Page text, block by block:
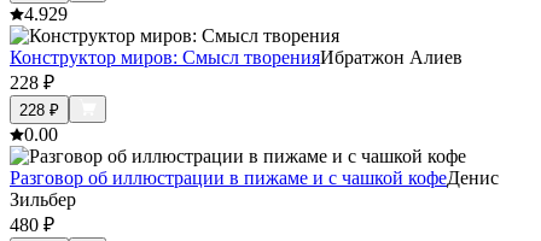
4.929
Конструктор миров: Смысл творенияИбратжон Алиев
228 ₽
228 ₽
0.00
Разговор об иллюстрации в пижаме и с чашкой кофеДенис
Зильбер
480 ₽